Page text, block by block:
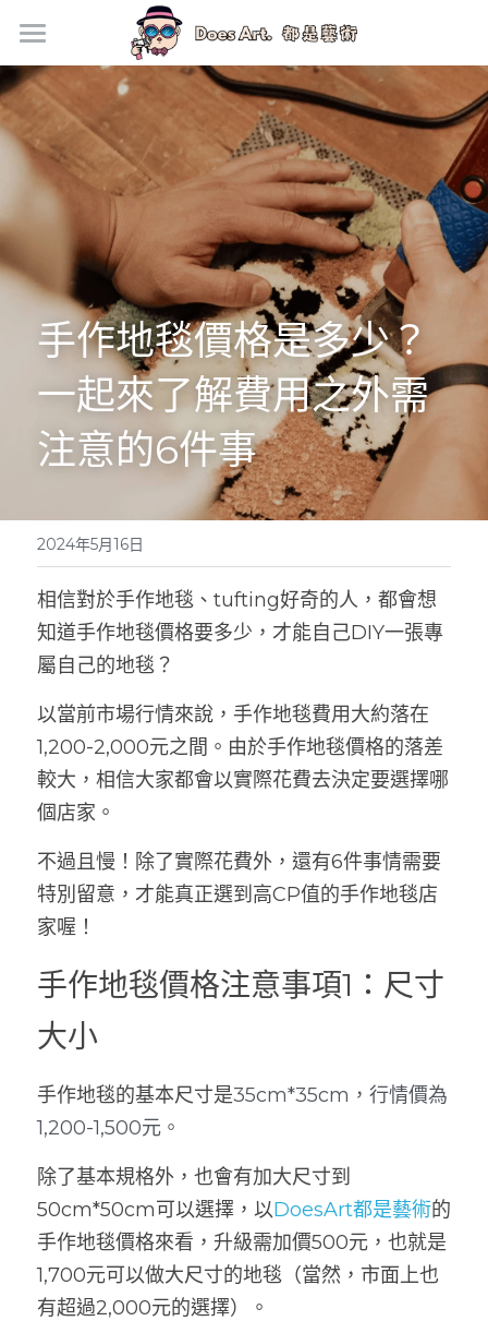
首頁
新手上路
手作價格
門市資訊
企業活動方案
手作地毯專欄
銀黏土寶石戒指
馬上預約
手作地毯價格是多少？
一起來了解費用之外需
注意的6件事
2024年5月16日
相信對於手作地毯、tufting好奇的人，都會想
知道手作地毯價格要多少，才能自己DIY一張專
屬自己的地毯？
以當前市場行情來說，手作地毯費用大約落在
1,200-2,000元之間。由於手作地毯價格的落差
較大，相信大家都會以實際花費去決定要選擇哪
個店家。
不過且慢！除了實際花費外，還有6件事情需要
特別留意，才能真正選到高CP值的手作地毯店
家喔！
手作地毯價格注意事項1：尺寸
大小
手作地毯的基本尺寸是35cm*35cm，行情價為
1,200-1,500元。
除了基本規格外，也會有加大尺寸到
50cm*50cm可以選擇，以DoesArt都是藝術的
手作地毯價格來看，升級需加價500元，也就是
1,700元可以做大尺寸的地毯（當然，市面上也
有超過2,000元的選擇）。